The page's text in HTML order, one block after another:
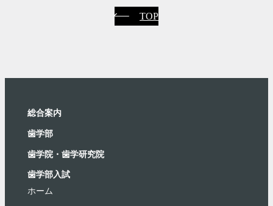
TOP
総合案内
⻭学部
歯学院・⻭学研究院
歯学部入試
ホーム